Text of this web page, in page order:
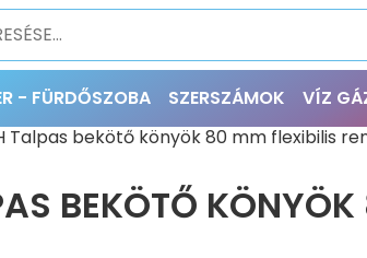
- FÜRDŐSZOBA SZERSZÁMOK VÍZ
Talpas bekötő könyök 80 mm flexibilis
BEKÖTŐ